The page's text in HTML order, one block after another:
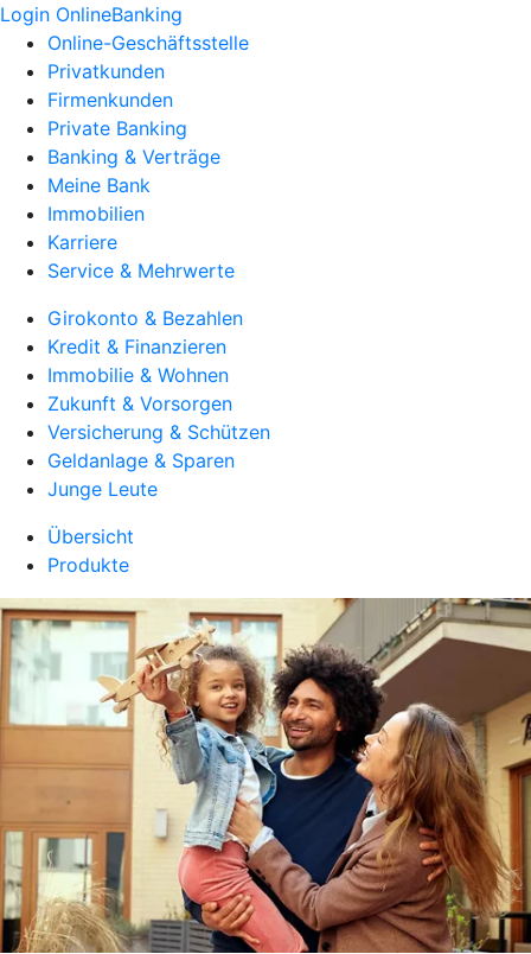
Login OnlineBanking
Online-Geschäftsstelle
Privatkunden
Firmenkunden
Private Banking
Banking & Verträge
Meine Bank
Immobilien
Karriere
Service & Mehrwerte
Girokonto & Bezahlen
Kredit & Finanzieren
Immobilie & Wohnen
Zukunft & Vorsorgen
Versicherung & Schützen
Geldanlage & Sparen
Junge Leute
Übersicht
Produkte